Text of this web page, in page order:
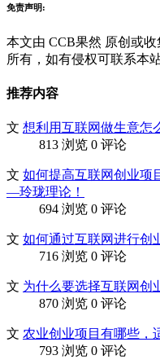
免责声明:
本文由 CCB果然 原创或
所有，如有侵权可联系本
推荐内容
文 想利用互联网做生意怎
813 浏览 0 评论
文 如何提高互联网创业项
—玲珑理论！
694 浏览 0 评论
文 如何通过互联网进行创
716 浏览 0 评论
文 为什么要选择互联网创
870 浏览 0 评论
文 农业创业项目有哪些，
793 浏览 0 评论